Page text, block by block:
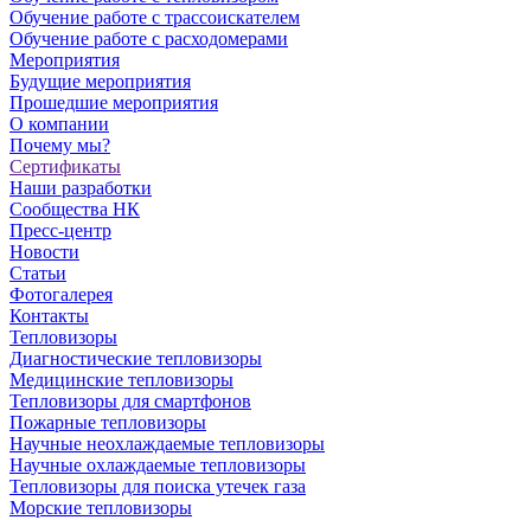
Обучение работе с трассоискателем
Обучение работе с расходомерами
Мероприятия
Будущие мероприятия
Прошедшие мероприятия
О компании
Почему мы?
Сертификаты
Наши разработки
Сообщества НК
Пресс-центр
Новости
Статьи
Фотогалерея
Контакты
Тепловизоры
Диагностические тепловизоры
Медицинские тепловизоры
Тепловизоры для смартфонов
Пожарные тепловизоры
Научные неохлаждаемые тепловизоры
Научные охлаждаемые тепловизоры
Тепловизоры для поиска утечек газа
Морские тепловизоры